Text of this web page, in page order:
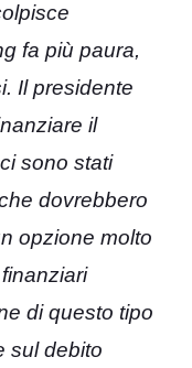
fa più paura,
Il presidente
il
sono stati
dovrebbero
opzione molto
di questo tipo
sul debito